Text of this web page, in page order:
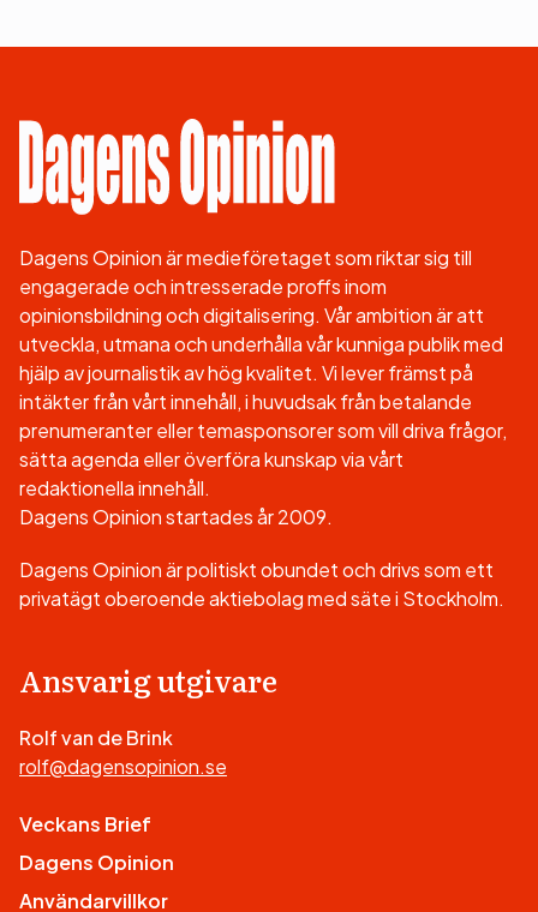
Dagens Opinion är medieföretaget som riktar sig till
engagerade och intresserade proffs inom
opinionsbildning och digitalisering. Vår ambition är att
utveckla, utmana och underhålla vår kunniga publik med
hjälp av journalistik av hög kvalitet. Vi lever främst på
intäkter från vårt innehåll, i huvudsak från betalande
prenumeranter eller temasponsorer som vill driva frågor,
sätta agenda eller överföra kunskap via vårt
redaktionella innehåll.
Dagens Opinion startades år 2009.
Dagens Opinion är politiskt obundet och drivs som ett
privatägt oberoende aktiebolag med säte i Stockholm.
Ansvarig utgivare
Rolf van de Brink
rolf@dagensopinion.se
Veckans Brief
Dagens Opinion
Användarvillkor